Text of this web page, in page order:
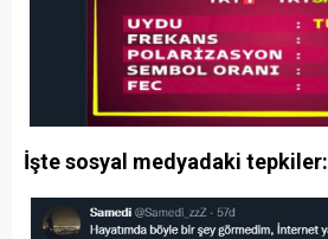
İşte sosyal medyadaki tepkiler: